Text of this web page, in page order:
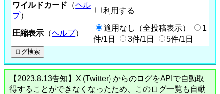
ワイルドカード （ヘル
プ）
利用する
圧縮表示 （ヘルプ）
適用なし（全投稿表示）
1
件/1日
3件/1日 5件/1日
【2023.8.13告知】X (Twitter) からのログをAPIで自動取
得することができなくなったため、このログ一覧も自動